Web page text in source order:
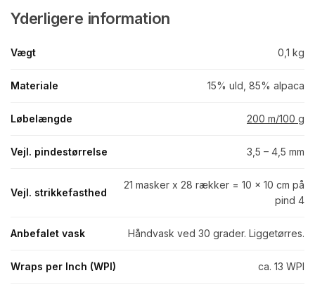
Yderligere information
Vægt 0,1 kg
Materiale 15% uld, 85% alpaca
Løbelængde 200 m/100 g
Vejl. pindestørrelse 3,5 – 4,5 mm
Vejl. strikkefasthed
21 masker x 28 rækker = 10 x 10 cm på
pind 4
Anbefalet vask Håndvask ved 30 grader. Liggetørres.
Wraps per Inch (WPI) ca. 13 WPI